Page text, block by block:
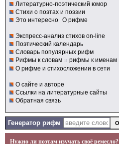
Литературно-поэтический юмор
Стихи о поэтах и поэзии
Это интересно О рифме
Экспресс-анализ стихов on-line
Поэтический календарь
Словарь популярных рифм
Рифмы к словам и рифмы к именам
О рифме и стихосложении в сети
О сайте и авторе
Ссылки на литературные сайты
Обратная связь
Генератор рифм
Нужно ли поэтам изучать своё ремесло?